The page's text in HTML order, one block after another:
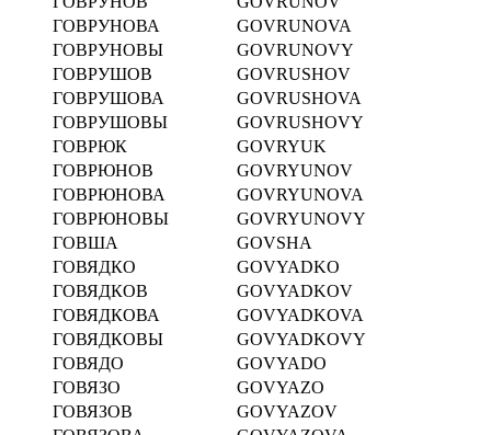
ГОВРУНОВА
GOVRUNOVA
ГОВРУНОВЫ
GOVRUNOVY
ГОВРУШОВ
GOVRUSHOV
ГОВРУШОВА
GOVRUSHOVA
ГОВРУШОВЫ
GOVRUSHOVY
ГОВРЮК
GOVRYUK
ГОВРЮНОВ
GOVRYUNOV
ГОВРЮНОВА
GOVRYUNOVA
ГОВРЮНОВЫ
GOVRYUNOVY
ГОВША
GOVSHA
ГОВЯДКО
GOVYADKO
ГОВЯДКОВ
GOVYADKOV
ГОВЯДКОВА
GOVYADKOVA
ГОВЯДКОВЫ
GOVYADKOVY
ГОВЯДО
GOVYADO
ГОВЯЗО
GOVYAZO
ГОВЯЗОВ
GOVYAZOV